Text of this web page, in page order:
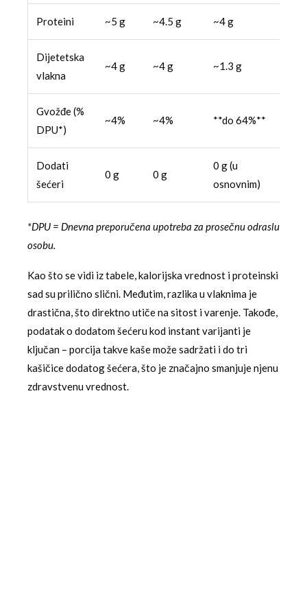
Proteini ~5 g ~4.5 g ~4 g
Dijetetska
vlakna
~4 g ~4 g ~1.3 g
Gvožđe (%
DPU*)
~4% ~4% **do 64%**
Dodati
šećeri
0 g 0 g
0 g (u
osnovnim)
*DPU = Dnevna preporučena upotreba za prosečnu odraslu
osobu.
Kao što se vidi iz tabele, kalorijska vrednost i proteinski
sad su prilično slični. Međutim, razlika u vlaknima je
drastična, što direktno utiče na sitost i varenje. Takođe,
podatak o dodatom šećeru kod instant varijanti je
ključan – porcija takve kaše može sadržati i do tri
kašičice dodatog šećera, što je značajno smanjuje njenu
zdravstvenu vrednost.